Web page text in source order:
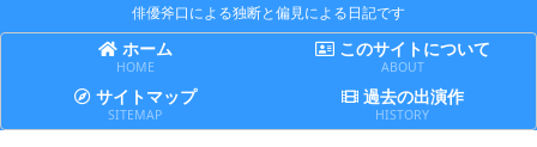
俳優斧口による独断と偏見による日記です
ホーム
HOME
このサイトについて
ABOUT
サイトマップ
SITEMAP
過去の出演作
HISTORY